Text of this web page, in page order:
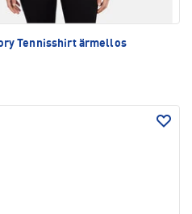
Tennisshirt ärmellos